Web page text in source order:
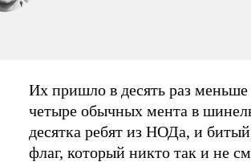
Их пришло в десять раз
четыре обычных мента в
десятка ребят из НОДа, и
флаг, который никто так и не